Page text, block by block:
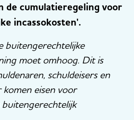
de cumulatieregeling voor
incassokosten'.
buitengerechtelijke
moet omhoog. Dit is
schuldeisers en
komen eisen voor
buitengerechtelijk